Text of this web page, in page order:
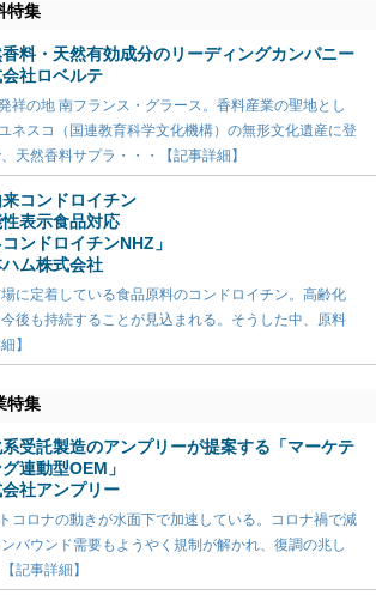
特集
香料・天然有効成分のリーディングカンパニー
社ロベルテ
祥の地 南フランス・グラース。香料産業の聖地とし
ネスコ（国連教育科学文化機構）の無形文化遺産に登
天然香料サプラ・・・【記事詳細】
コンドロイチン
表示食品対応
コンドロイチンNHZ」
ハム株式会社
に定着している食品原料のコンドロイチン。高齢化
後も持続することが見込まれる。そうした中、原料
】
特集
受託製造のアンプリーが提案する「マーケテ
連動型OEM」
社アンプリー
コロナの動きが水面下で加速している。コロナ禍で減
バウンド需要もようやく規制が解かれ、復調の兆し
記事詳細】